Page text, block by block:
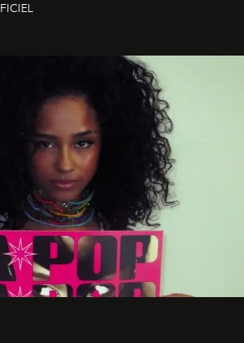
ontmoetingsplek en de
Tropez. Dit zijn de nieuwe adressen
toon zetten, van lange lunches tot